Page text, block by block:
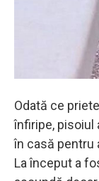
Odată ce
înfiripe, pisoiul
în casă pentru
La început a